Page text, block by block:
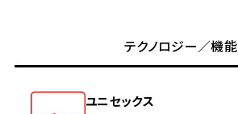
テクノロジー／機能
ユニセックス